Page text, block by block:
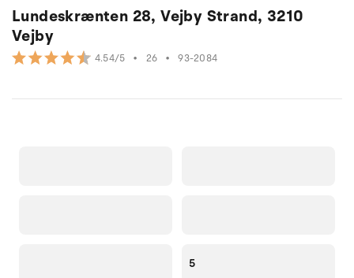
Lundeskrænten 28, Vejby Strand, 3210
Vejby
4.54/5 • 26 • 93-2084
5